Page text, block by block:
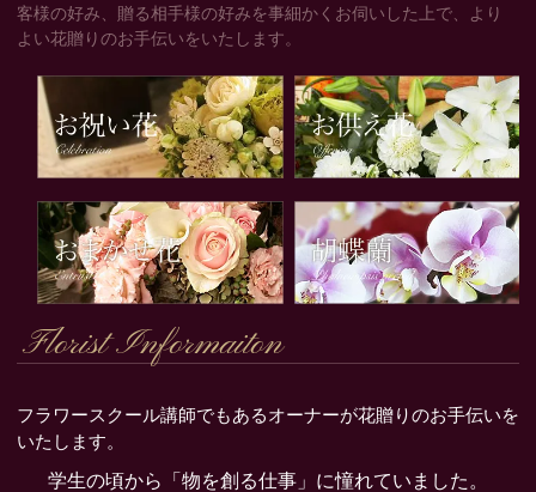
客様の好み、贈る相手様の好みを事細かくお伺いした上で、より
よい花贈りのお手伝いをいたします。
Florist Informaiton
フラワースクール講師でもあるオーナーが花贈りのお手伝いを
いたします。
学生の頃から「物を創る仕事」に憧れていました。